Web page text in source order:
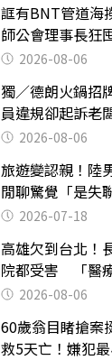
誆有BNT管道海
師公會理事長
遭起訴
2026-08-06
獨／德朗火鍋
員違規卻起訴老
2026-08-06
旅遊變認親！陸
閒聊驚覺「是失
2026-07-18
高雄欠到台北！
院都受害 「醫
曝光2026-08-06
60歲翁目睹搶
救5天亡！嫌犯